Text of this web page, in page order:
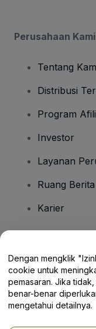
Perusahaan Kami
Tentang
Distribusi
Program
Investor
Layanan
Ruang Berita
Karier
Pusat
Dengan mengklik
cookie untuk
pemasaran. Jika
benar-benar
mengetahui detailnya.